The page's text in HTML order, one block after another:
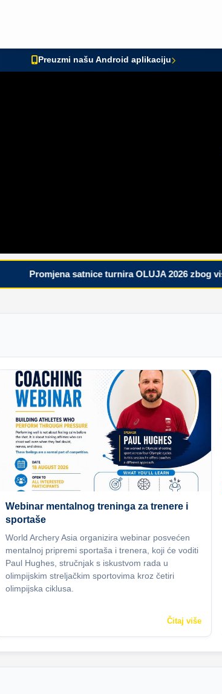
Preuzmi našu Android aplikaciju
Promjena satnice turnira OLUJA 2026 zbog
Webinar mentalnog treninga za trenere i
sportaše
World Archery Asia organizira webinar posvećen
mentalnoj pripremi sportaša i trenera, koji će voditi
Paul Hughes, stručnjak s iskustvom rada u
olimpijskim streljačkim sportovima kroz četiri
olimpijska ciklusa.
Čitaj više